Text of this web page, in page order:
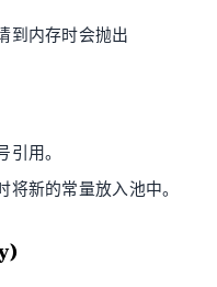
到内存时会抛出
用。
新的常量放入池中。